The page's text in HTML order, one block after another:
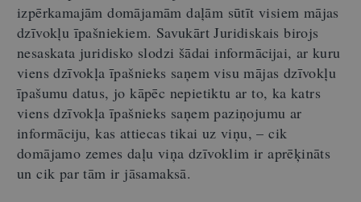
izpērkamajām domājamām daļām sūtīt visiem mājas
dzīvokļu īpašniekiem. Savukārt Juridiskais birojs
nesaskata juridisko slodzi šādai informācijai, ar kuru
viens dzīvokļa īpašnieks saņem visu mājas dzīvokļu
īpašumu datus, jo kāpēc nepietiktu ar to, ka katrs
viens dzīvokļa īpašnieks saņem paziņojumu ar
informāciju, kas attiecas tikai uz viņu, – cik
domājamo zemes daļu viņa dzīvoklim ir aprēķināts
un cik par tām ir jāsamaksā.